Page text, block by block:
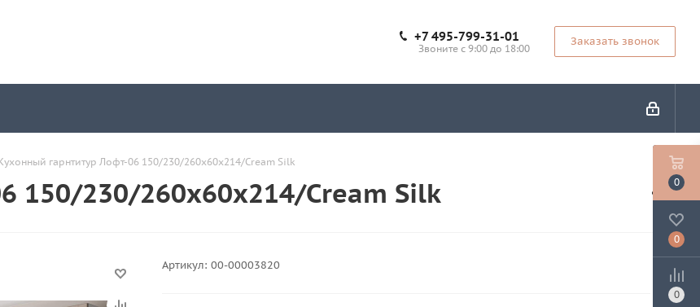
+7 495-799-31-01
Звоните с 9:00 до 18:00
Заказать звонок
гарнтитур Лофт-06 150/230/260х60х214/Cream Silk
150/230/260х60х214/Cream Silk
Артикул: 00-00003820
0
0
0